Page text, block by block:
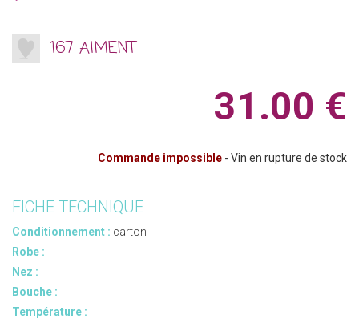
167 AIMENT
31.00 €
Commande impossible - Vin en rupture de stock
FICHE TECHNIQUE
Conditionnement : carton
Robe :
Nez :
Bouche :
Température :